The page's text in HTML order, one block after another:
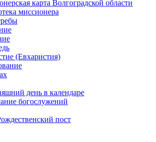
карта Волгоградской области
миссионера
(Евхаристия)
день в календаре
богослужений
пост